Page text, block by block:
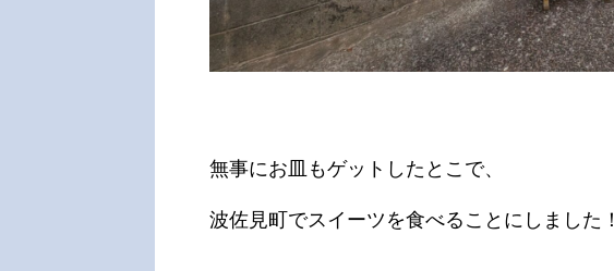
無事にお皿もゲットしたとこで、
波佐見町でスイーツを食べることにしました！